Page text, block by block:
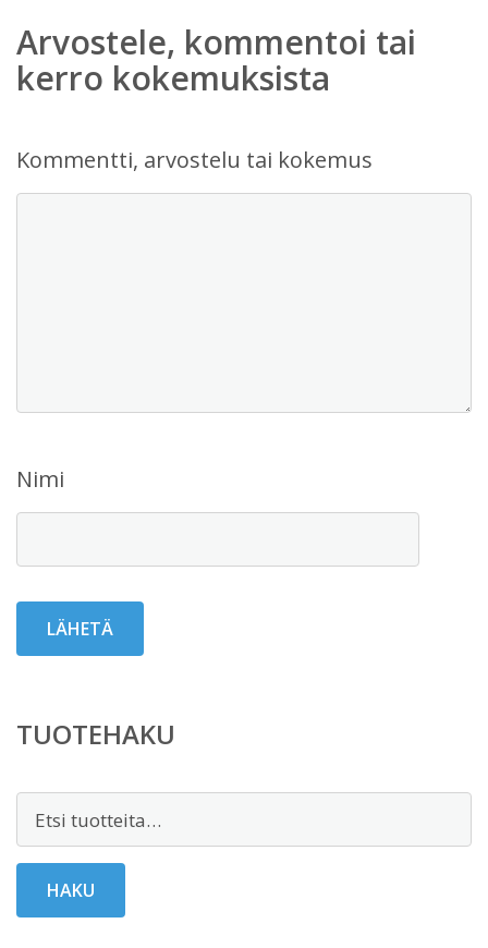
Arvostele, kommentoi tai
kerro kokemuksista
Kommentti, arvostelu tai kokemus
Nimi
TUOTEHAKU
HAKU